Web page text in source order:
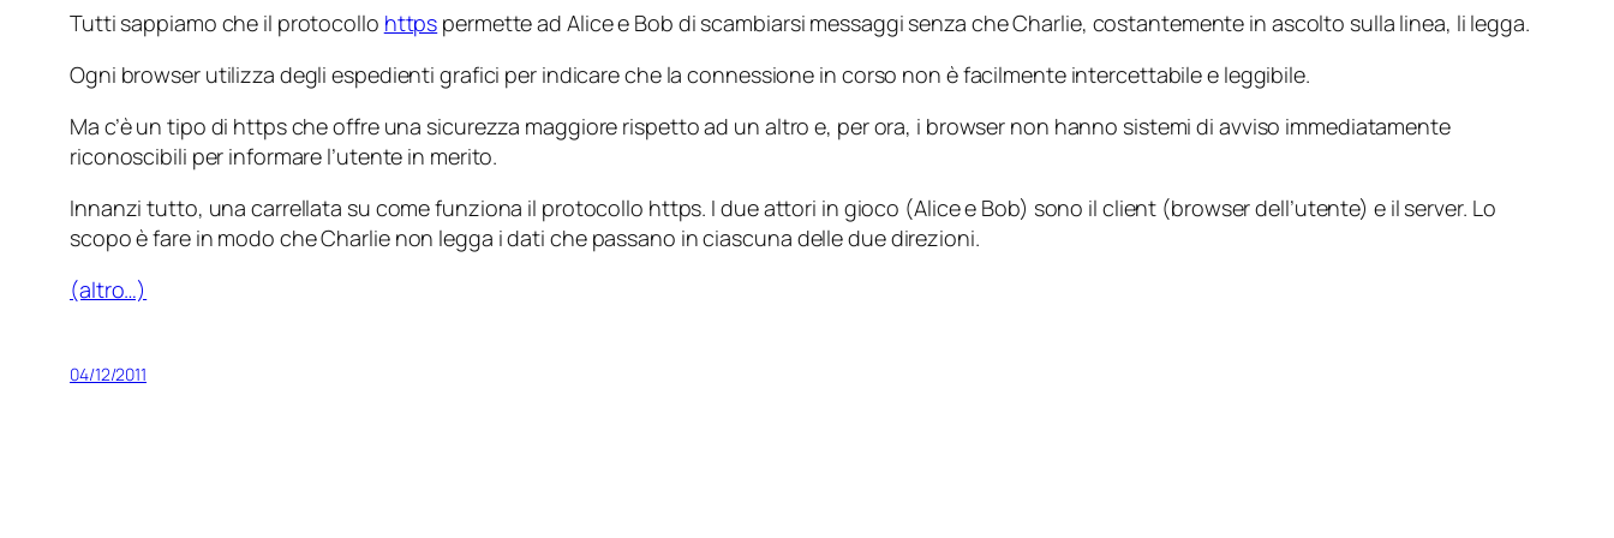
Tutti sappiamo che il protocollo https permette ad Alice e Bob di scambiarsi messaggi senza che Charlie, costantemente in ascolto sulla linea, li legga.
Ogni browser utilizza degli espedienti grafici per indicare che la connessione in corso non è facilmente intercettabile e leggibile.
Ma c’è un tipo di https che offre una sicurezza maggiore rispetto ad un altro e, per ora, i browser non hanno sistemi di avviso immediatamente
riconoscibili per informare l’utente in merito.
Innanzi tutto, una carrellata su come funziona il protocollo https. I due attori in gioco (Alice e Bob) sono il client (browser dell’utente) e il server. Lo
scopo è fare in modo che Charlie non legga i dati che passano in ciascuna delle due direzioni.
(altro…)
04/12/2011